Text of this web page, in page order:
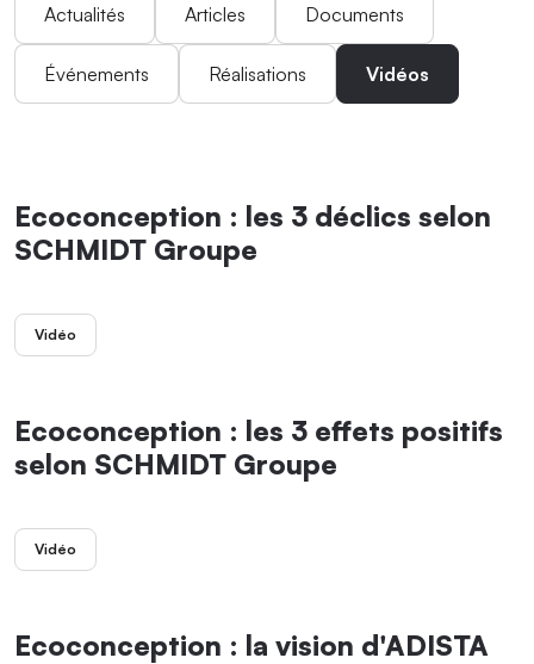
Actualités Articles Documents
Événements Réalisations Vidéos
Ecoconception : les 3 déclics selon
SCHMIDT Groupe
Vidéo
Ecoconception : les 3 effets positifs
selon SCHMIDT Groupe
Vidéo
Ecoconception : la vision d'ADISTA